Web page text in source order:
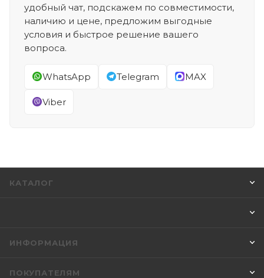
удобный чат, подскажем по совместимости,
наличию и цене, предложим выгодные
условия и быстрое решение вашего
вопроса.
WhatsApp Telegram MAX
Viber
КАТАЛОГ
ИНФОРМАЦИЯ
ПОКУПАТЕЛЯМ